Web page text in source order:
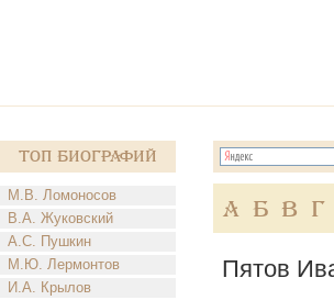
Топ Биографий
М.В. Ломоносов
В.А. Жуковский
А.С. Пушкин
М.Ю. Лермонтов
И.А. Крылов
А Б В Г
Пятов